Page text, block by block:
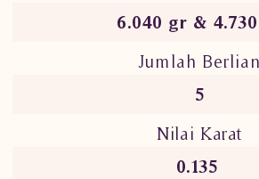
6.040 gr &
Jumlah Berlian
5
Nilai Karat
0.135